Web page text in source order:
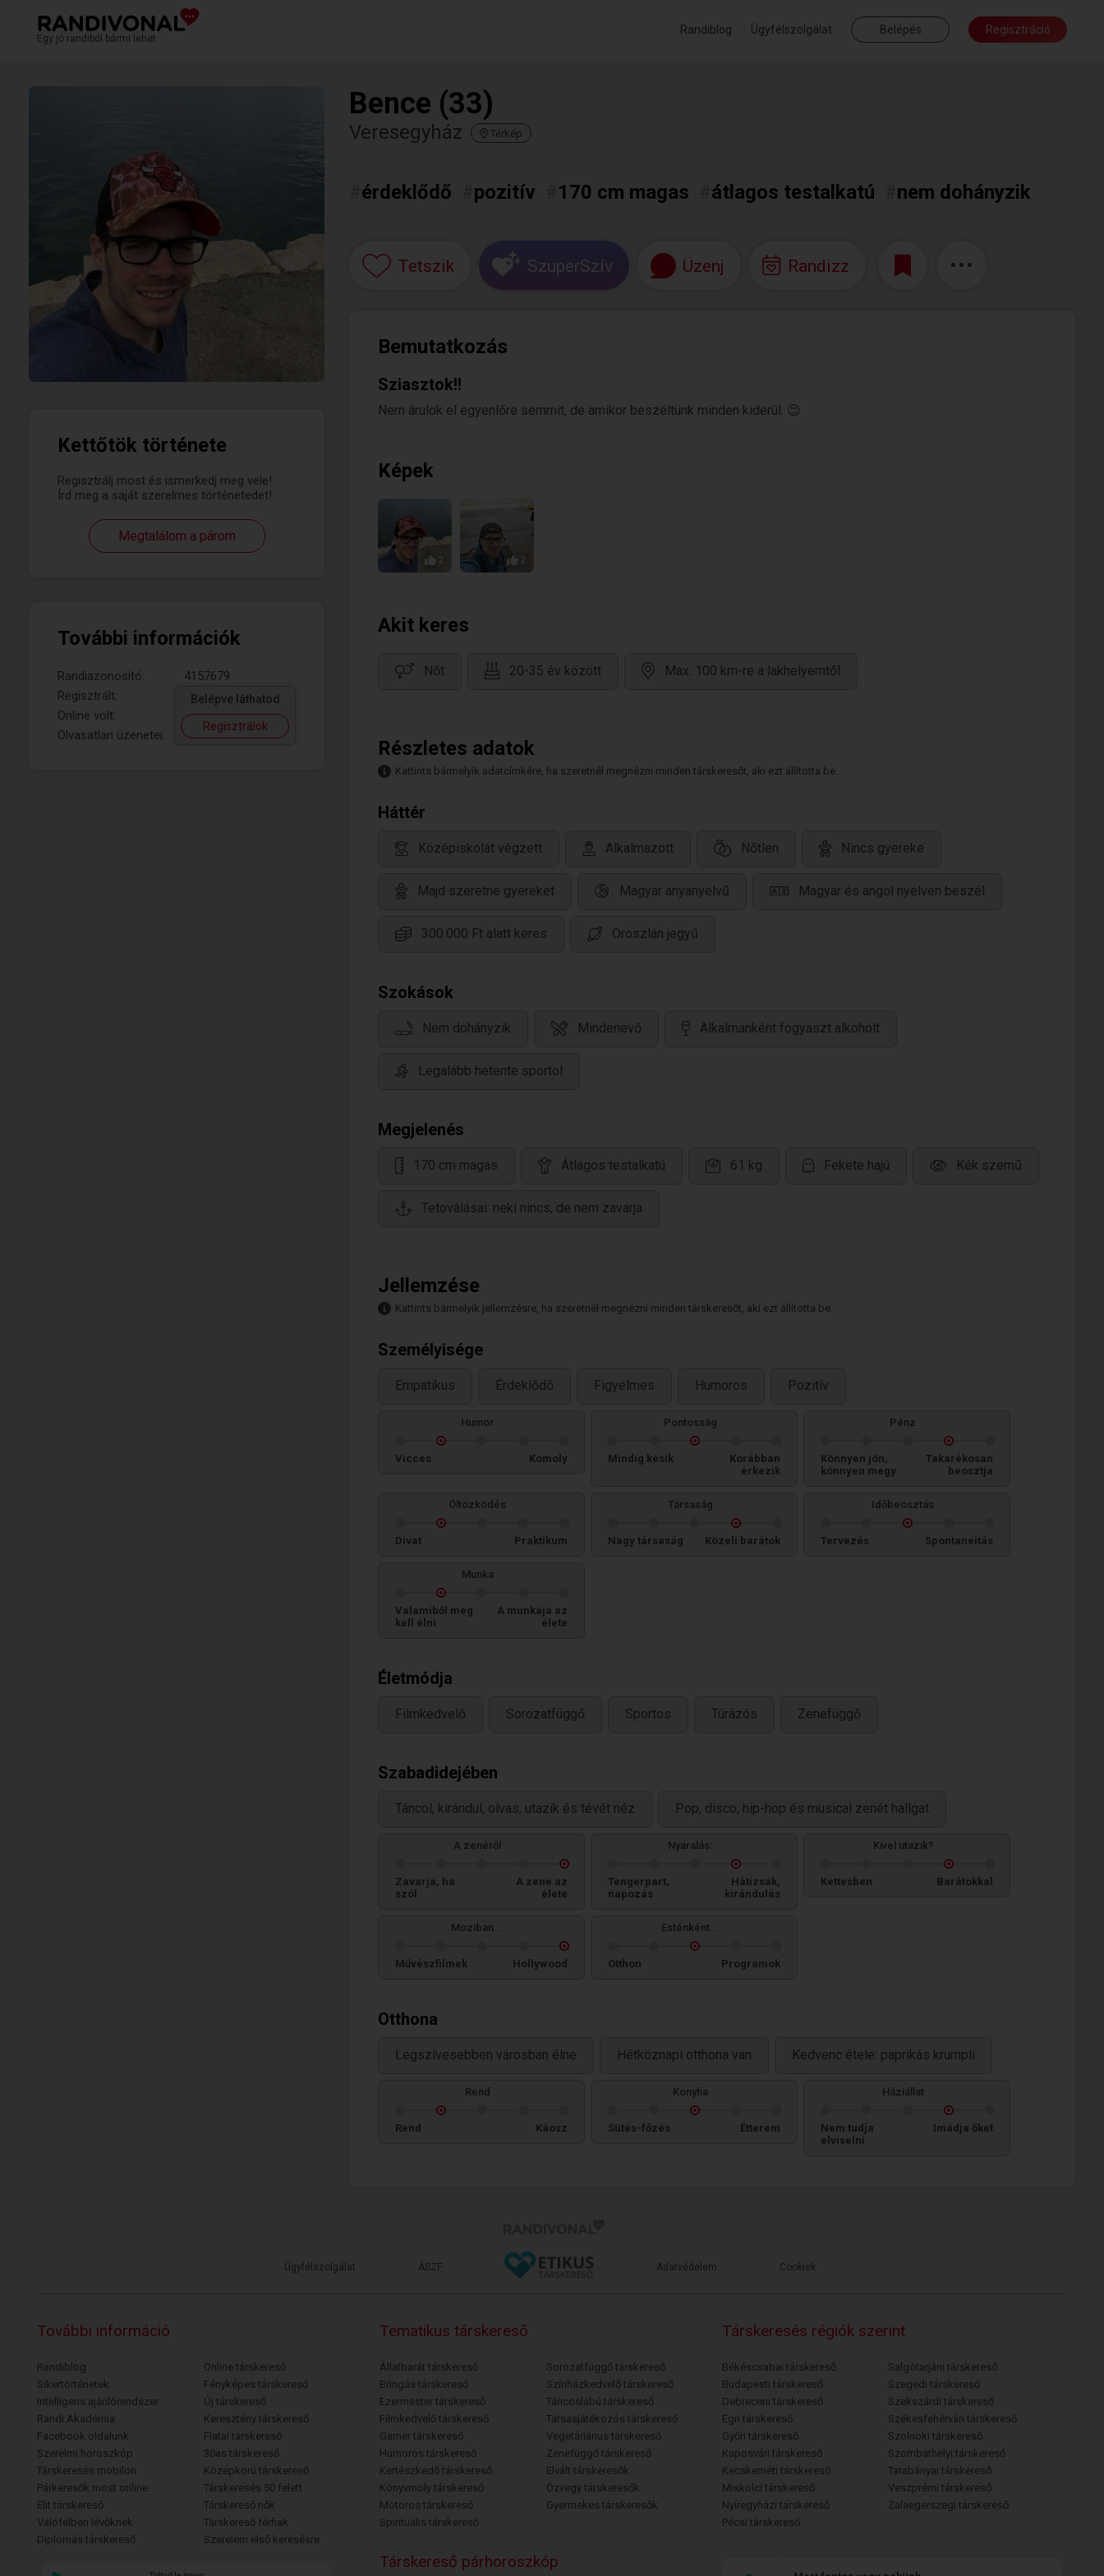
Egy jó randiból bármi lehet.
Randiblog Ügyfélszolgálat Belépés Regisztráció
Kettőtök története
Regisztrálj most és ismerkedj meg vele!
Írd meg a saját szerelmes történetedet!
Megtalálom a párom
További információk
Randiazonosító:
4157679
Regisztrált:
Online volt:
Olvasatlan üzenetei:
Belépve láthatod
Regisztrálok
Bence (33)
Veresegyház Térkép
érdeklődő pozitív 170 cm magas átlagos testalkatú nem dohányzik
Tetszik SzuperSzív Üzenj Randizz
Bemutatkozás
Sziasztok!!
Nem árulok el egyenlőre semmit, de amikor beszéltünk minden kiderül. 😉
Képek
2 2
Akit keres
Nőt 20-35 év között Max. 100 km-re a lakhelyemtől
Részletes adatok
Kattints bármelyik adatcímkére, ha szeretnél megnézni minden társkeresőt, aki ezt állította be.
Háttér
Középiskolát végzett Alkalmazott Nőtlen Nincs gyereke
Majd szeretne gyereket Magyar anyanyelvű Magyar és angol nyelven beszél
300.000 Ft alatt keres Oroszlán jegyű
Szokások
Nem dohányzik Mindenevő Alkalmanként fogyaszt alkoholt
Legalább hetente sportol
Megjelenés
170 cm magas Átlagos testalkatú 61 kg Fekete hajú Kék szemű
Tetoválásai: neki nincs, de nem zavarja
Jellemzése
Kattints bármelyik jellemzésre, ha szeretnél megnézni minden társkeresőt, aki ezt állította be.
Személyisége
Empatikus Érdeklődő Figyelmes Humoros Pozitív
Humor
Vicces Komoly
Pontosság
Mindig késik
Korábban
érkezik
Pénz
Könnyen jön,
könnyen megy
Takarékosan
beosztja
Öltözködés
Divat Praktikum
Társaság
Nagy társaság Közeli barátok
Időbeosztás
Tervezés Spontaneitás
Munka
Valamiből meg
kell élni
A munkája az
élete
Életmódja
Filmkedvelő Sorozatfüggő Sportos Túrázós Zenefüggő
Szabadidejében
Táncol, kirándul, olvas, utazik és tévét néz Pop, disco, hip-hop és musical zenét hallgat
A zenéről
Zavarja, ha
szól
A zene az
élete
Nyaralás:
Tengerpart,
napozás
Hátizsák,
kirándulás
Kivel utazik?
Kettesben Barátokkal
Moziban...
Művészfilmek Hollywood
Esténként...
Otthon Programok
Otthona
Legszívesebben városban élne Hétköznapi otthona van Kedvenc étele: paprikás krumpli
Rend
Rend Káosz
Konyha
Sütés-főzés Étterem
Háziállat
Nem tudja
elviselni
Imádja őket
Ügyfélszolgálat ÁSZF Adatvédelem Cookiek
További információ
Randiblog
Sikertörténetek
Intelligens ajánlórendszer
Randi Akadémia
Facebook oldalunk
Szerelmi horoszkóp
Társkeresés mobilon
Párkeresők most online
Elit társkereső
Válófélben lévőknek
Diplomás társkereső
Online társkereső
Fényképes társkereső
Új társkereső
Keresztény társkereső
Fiatal társkereső
30as társkereső
Középkorú társkereső
Társkeresés 50 felett
Társkereső nők
Társkereső férfiak
Szerelem első keresésre
Tematikus társkereső
Állatbarát társkereső
Bringás társkereső
Ezermester társkereső
Filmkedvelő társkereső
Gamer társkereső
Humoros társkereső
Kertészkedő társkereső
Könyvmoly társkereső
Motoros társkereső
Spirituális társkereső
Sorozatfüggő társkereső
Színházkedvelő társkereső
Táncoslábú társkereső
Társasjátékozós társkereső
Vegetáriánus társkereső
Zenefüggő társkereső
Elvált társkeresők
Özvegy társkeresők
Gyermekes társkeresők
Társkeresés régiók szerint
Békéscsabai társkereső
Budapesti társkereső
Debreceni társkereső
Egri társkereső
Győri társkereső
Kaposvári társkereső
Kecskeméti társkereső
Miskolci társkereső
Nyíregyházi társkereső
Pécsi társkereső
Salgótarjáni társkereső
Szegedi társkereső
Szekszárdi társkereső
Székesfehérvári társkereső
Szolnoki társkereső
Szombathelyi társkereső
Tatabányai társkereső
Veszprémi társkereső
Zalaegerszegi társkereső
Társkereső párhoroszkóp